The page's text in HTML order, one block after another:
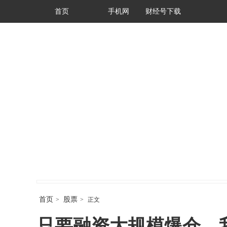
首页 手机网 财经号下载
首页 > 股票 > 正文